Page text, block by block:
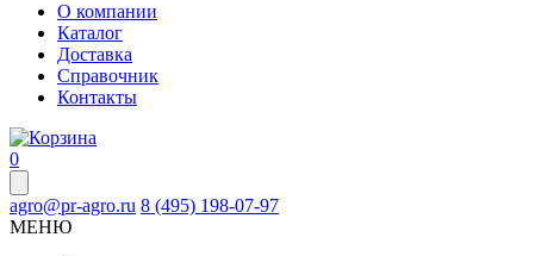
О компании
Каталог
Доставка
Справочник
Контакты
0
agro@pr-agro.ru 8 (495) 198-07-97
МЕНЮ